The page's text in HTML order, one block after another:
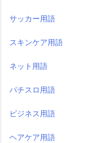
サッカー用語
スキンケア用語
ネット用語
パチスロ用語
ビジネス用語
ヘアケア用語